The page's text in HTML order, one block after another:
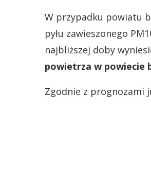
W przypadku powiatu
pyłu zawieszonego
najbliższej doby
powietrza w powiecie
Zgodnie z prognozami